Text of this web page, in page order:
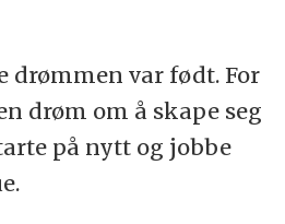
drømmen var født. For
drøm om å skape seg
på nytt og jobbe